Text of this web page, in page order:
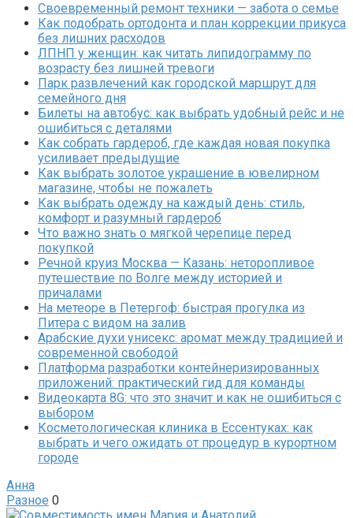
Своевременный ремонт техники — забота о семье
Как подобрать ортодонта и план коррекции прикуса
без лишних расходов
ЛПНП у женщин: как читать липидограмму по
возрасту без лишней тревоги
Парк развлечений как городской маршрут для
семейного дня
Билеты на автобус: как выбрать удобный рейс и не
ошибиться с деталями
Как собрать гардероб, где каждая новая покупка
усиливает предыдущие
Как выбрать золотое украшение в ювелирном
магазине, чтобы не пожалеть
Как выбрать одежду на каждый день: стиль,
комфорт и разумный гардероб
Что важно знать о мягкой черепице перед
покупкой
Речной круиз Москва — Казань: неторопливое
путешествие по Волге между историей и
причалами
На метеоре в Петергоф: быстрая прогулка из
Питера с видом на залив
Арабские духи унисекс: аромат между традицией и
современной свободой
Платформа разработки контейнеризированных
приложений: практический гид для команды
Видеокарта 8G: что это значит и как не ошибиться с
выбором
Косметологическая клиника в Ессентуках: как
выбрать и чего ожидать от процедур в курортном
городе
Анна
Разное 0